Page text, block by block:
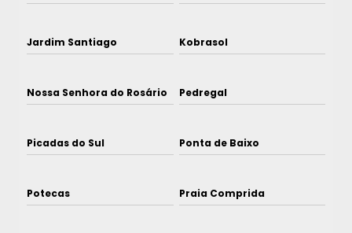
Jardim Santiago Kobrasol
Nossa Senhora do Rosário Pedregal
Picadas do Sul Ponta de Baixo
Potecas Praia Comprida